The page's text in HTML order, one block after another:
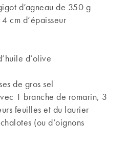
d’agneau de 350 g
cm d’épaisseur
d’olive
de gros sel
1 branche de romarin, 3
feuilles et du laurier
(ou d’oignons